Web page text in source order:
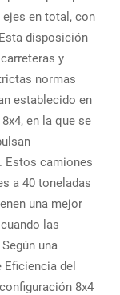
ejes en total, con
disposición
y
normas
establecido en
en la que se
Estos camiones
a 40 toneladas
una mejor
las
una
del
8x4